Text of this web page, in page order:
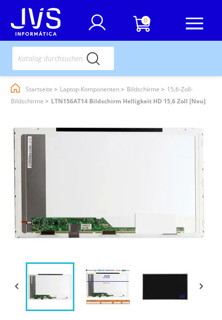
0
Startseite Laptop-Komponenten Bildschirme
15,6-Zoll-
Bildschirme
LTN156AT14 Bildschirm Helligkeit HD 15,6 Zoll [Neu]
 